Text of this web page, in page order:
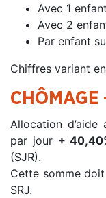
Avec 1
Avec 2
Par enfant
Chiffres variant
CHÔMAGE
Allocation
par jour +
(SJR).
Cette somme
SRJ.